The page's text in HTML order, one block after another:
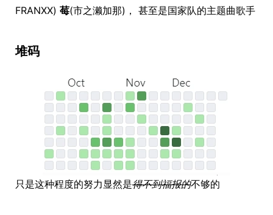
FRANXX) 莓(市之濑加那)， 甚至是国家队的主题曲歌手
堆码
只是这种程度的努力显然是得不到福报的不够的